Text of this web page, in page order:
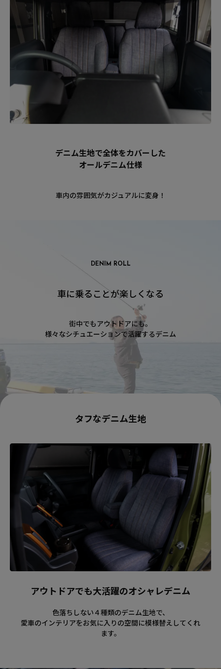
デニム生地で全体をカバーした
オールデニム仕様
車内の雰囲気がカジュアルに変身！
DENIM ROLL
車に乗ることが楽しくなる
街中でもアウトドアにも。
様々なシチュエーションで活躍するデニム
タフなデニム生地
アウトドアでも大活躍のオシャレデニム
色落ちしない４種類のデニム生地で、
愛車のインテリアをお気に入りの空間に模様替えしてくれ
ます。